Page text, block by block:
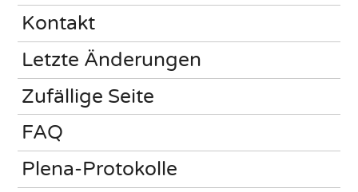
Kontakt
Letzte Änderungen
Zufällige Seite
FAQ
Plena-Protokolle